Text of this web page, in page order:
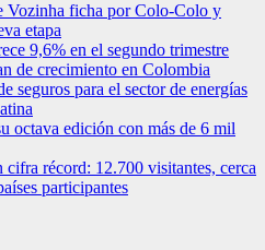
Vozinha ficha por Colo-Colo y
etapa
9,6% en el segundo trimestre
de crecimiento en Colombia
seguros para el sector de energías
octava edición con más de 6 mil
récord: 12.700 visitantes, cerca
participantes